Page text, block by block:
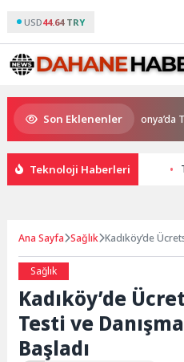
USD44.64 TRY
Son Eklenenler
Kaybetti: Kuzey Makedonya’da
Teknoloji Haberleri
Ana Sayfa Sağlık Kadıköy’de
Sağlık
Kadıköy’de
Testi ve
Başladı